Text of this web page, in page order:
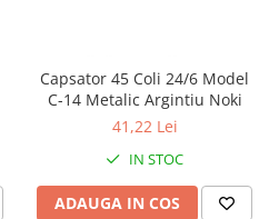
Capsator 45 Coli 24/6 Model
C-14 Metalic Argintiu Noki
41,22 Lei
IN STOC
ADAUGA IN COS